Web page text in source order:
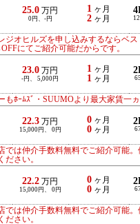
25.0 万円
0円、-円
1 ヶ月
2ヶ月
オヒルズを申し込みするならベ
にてご紹介可能だからです。
23.0 万円
-円、 5,000円
1 ヶ月
1 ヶ月
ﾎｰﾑｽﾞ・SUUMOより最大家賃一
22.3 万円
15,000円、 0円
0ヶ月
0ヶ月
は仲介手数料無料でご紹介可能
ださい。
22.2 万円
15,000円、 0円
0ヶ月
0ヶ月
は仲介手数料無料でご紹介可能
ださい。